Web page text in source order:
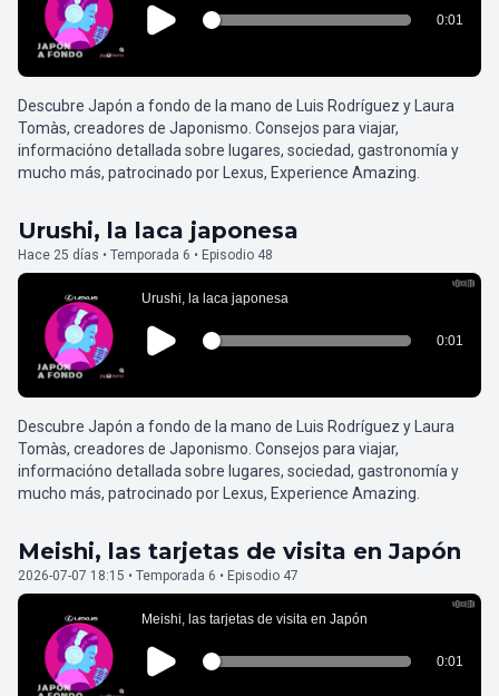
Descubre Japón a fondo de la mano de Luis Rodríguez y Laura
Tomàs, creadores de Japonismo. Consejos para viajar,
informacióno detallada sobre lugares, sociedad, gastronomía y
mucho más, patrocinado por Lexus, Experience Amazing.
Urushi, la laca japonesa
Hace 25 días • Temporada 6 • Episodio 48
Descubre Japón a fondo de la mano de Luis Rodríguez y Laura
Tomàs, creadores de Japonismo. Consejos para viajar,
informacióno detallada sobre lugares, sociedad, gastronomía y
mucho más, patrocinado por Lexus, Experience Amazing.
Meishi, las tarjetas de visita en Japón
2026-07-07 18:15 • Temporada 6 • Episodio 47